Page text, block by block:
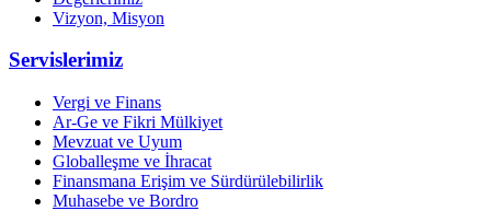
Vizyon, Misyon
Servislerimiz
Vergi ve Finans
Ar-Ge ve Fikri Mülkiyet
Mevzuat ve Uyum
Globalleşme ve İhracat
Finansmana Erişim ve Sürdürülebilirlik
Muhasebe ve Bordro